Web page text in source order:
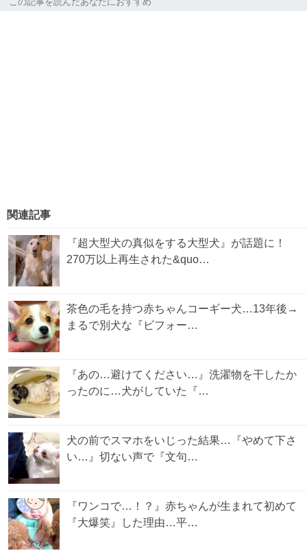
関連記事
『超大型犬の真似をする大型犬』が話題に！
270万以上再生された&quo…
茶色の毛を持つ赤ちゃんコーギー犬…13年後→
まるで別犬な『ビフォー…
『あの…避けてください…』洗濯物を干したか
ったのに…犬がしていた『…
犬の前でスマホをいじった結果…『やめて下さ
い…』切ない声で『文句…
『ワンコで…！？』赤ちゃんが生まれて初めて
『大爆笑』した理由…平…